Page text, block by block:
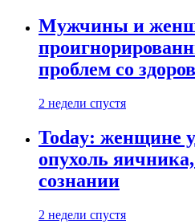
Мужчины и
проблем со
2 недели спустя
Today: женщине
опухоль
сознании
2 недели спустя